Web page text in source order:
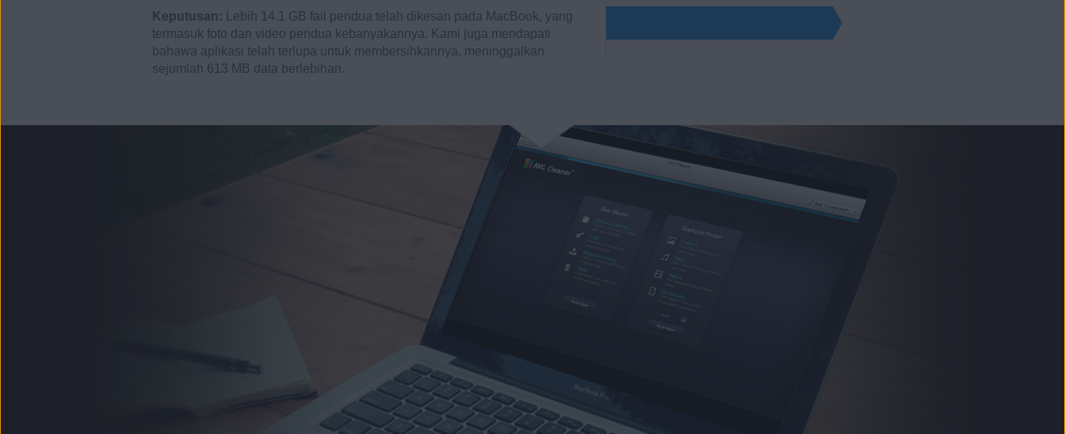
Keputusan: Lebih 14.1 GB fail pendua telah dikesan pada MacBook, yang
termasuk foto dan video pendua kebanyakannya. Kami juga mendapati
bahawa aplikasi telah terlupa untuk membersihkannya, meninggalkan
sejumlah 613 MB data berlebihan.